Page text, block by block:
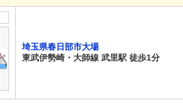
埼玉県春日部市大場
東武伊勢崎・大師線 武里駅 徒歩1分